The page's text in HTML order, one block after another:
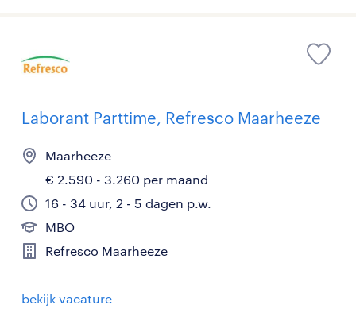
Laborant Parttime, Refresco Maarheeze
Maarheeze
€ 2.590 - 3.260 per maand
16 - 34 uur, 2 - 5 dagen p.w.
MBO
Refresco Maarheeze
bekijk vacature